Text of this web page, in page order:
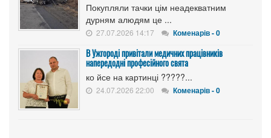
Покупляли тачки цім неадекватним
дурням алюдям це ...
27.07.2026 14:17 Коменарів - 0
В Ужгороді привітали медичних працівників
напередодні професійного свята
ко йсе на картинці ?????...
24.07.2026 22:00 Коменарів - 0